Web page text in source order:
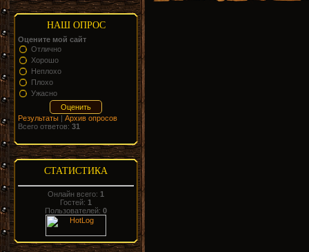
НАШ ОПРОС
Оцените мой сайт
Отлично
Хорошо
Неплохо
Плохо
Ужасно
Результаты | Архив опросов
Всего ответов: 31
СТАТИСТИКА
Онлайн всего: 1
Гостей: 1
Пользователей: 0